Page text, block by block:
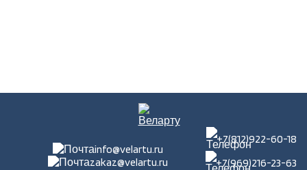
info@velartu.ru
zakaz@velartu.ru
+7(812)922-60-18
+7(969)216-23-63